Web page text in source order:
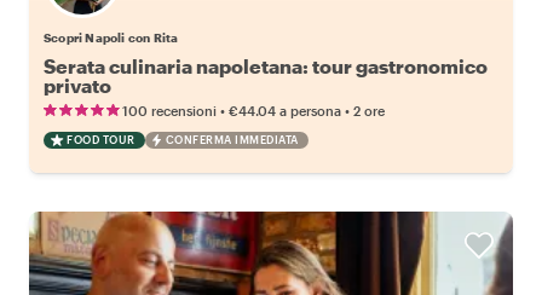
Scopri Napoli con Rita
Serata culinaria napoletana: tour gastronomico
privato
100 recensioni • €44.04 a persona • 2 ore
FOOD TOUR CONFERMA IMMEDIATA